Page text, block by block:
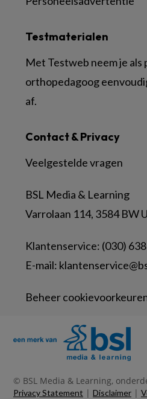
Contact & Privacy
Veelgestelde vragen
BSL Media & Learning
Varrolaan 114, 3584 BW
Klantenservice: (030)
E-mail:
Beheer
Testmaterialen
Met Testweb neem je als
orthopedagoog
af.
© BSL Media & Learning,
Privacy Statement | Disclaimer |